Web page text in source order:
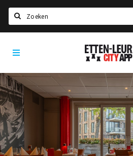
Home
Agenda
Deals
Party pics
Nieuws, interviews & blogs
Eten
Etten-
Leur
App